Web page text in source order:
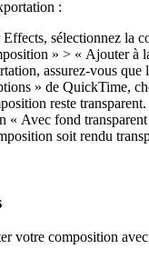
:
sélectionnez la
» > « Ajouter à
assurez-vous
» de QuickTime,
reste transparent.
« Avec fond
soit rendu
votre composition